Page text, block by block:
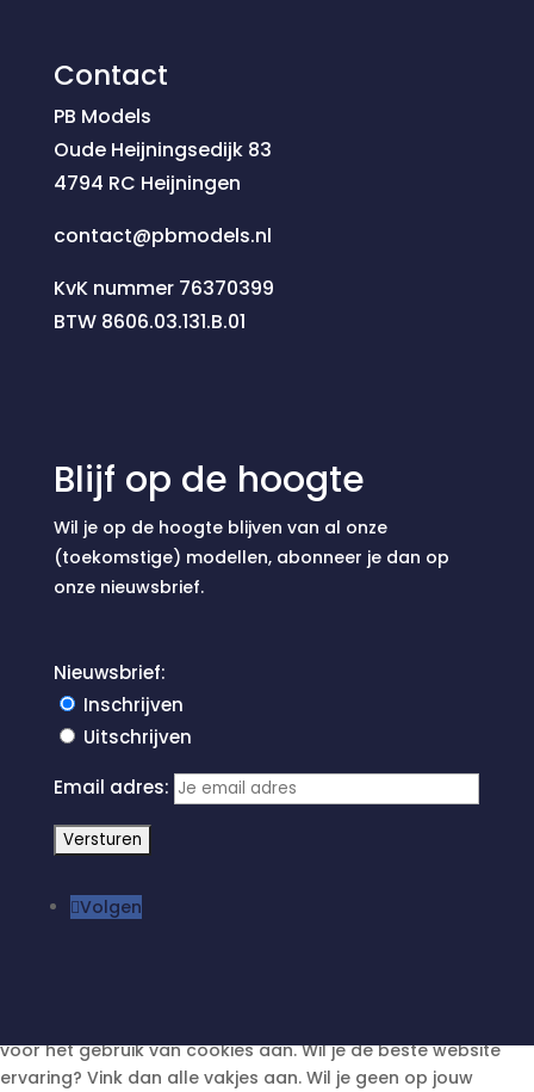
Contact
PB Models
Oude Heijningsedijk 83
4794 RC Heijningen
contact@pbmodels.nl
KvK nummer 76370399
BTW 8606.03.131.B.01
Blijf op de hoogte
Wil je op de hoogte blijven van al onze
(toekomstige) modellen, abonneer je dan op
onze nieuwsbrief.
Nieuwsbrief:
Inschrijven
Uitschrijven
Email adres:
Volgen
voor het gebruik van cookies aan. Wil je de beste website
ervaring? Vink dan alle vakjes aan. Wil je geen op jouw